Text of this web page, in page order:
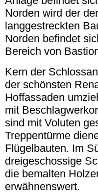
Norden wird der
langgestreckten
Norden befindet
Bereich von
Kern der
der schönsten
Hoffassaden
mit
sind mit Voluten
Treppentürme
Flügelbauten. Im
dreigeschossige
die bemalten
erwähnenswert.